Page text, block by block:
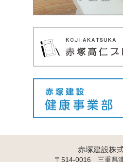
赤塚建設株
〒514-0016 三重県